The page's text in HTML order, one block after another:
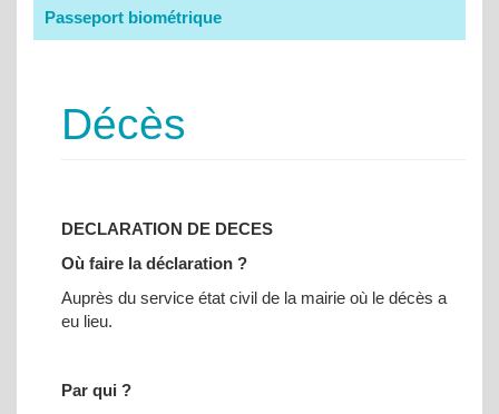
Passeport biométrique
Décès
DECLARATION DE DECES
Où faire la déclaration ?
Auprès du service état civil de la mairie où le décès a
eu lieu.
Par qui ?